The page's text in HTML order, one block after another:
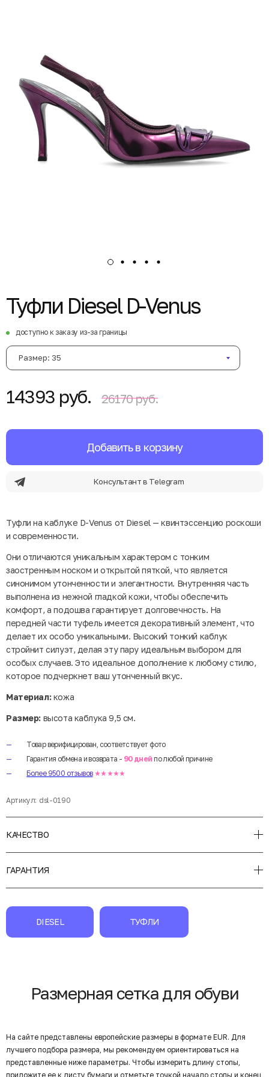
Туфли Diesel D-Venus
доступно к заказу из-за границы
Размер: 35
14393 руб. 26170 руб.
Добавить в корзину
Консультант в Telegram
Туфли на каблуке D-Venus от Diesel — квинтэссенцию роскоши
и современности.
Они отличаются уникальным характером с тонким
заостренным носком и открытой пяткой, что является
синонимом утонченности и элегантности. Внутренняя часть
выполнена из нежной гладкой кожи, чтобы обеспечить
комфорт, а подошва гарантирует долговечность. На
передней части туфель имеется декоративный элемент, что
делает их особо уникальными. Высокий тонкий каблук
стройнит силуэт, делая эту пару идеальным выбором для
особых случаев. Это идеальное дополнение к любому стилю,
которое подчеркнет ваш утонченный вкус.
Материал:кожа
Размер: высота каблука 9,5 см.
Товар верифицирован, соответствует фото
Гарантия обмена и возврата - 90 дней по любой причине
Более 9500 отзывов ★★★★★
Артикул: dsl-0190
КАЧЕСТВО
ГАРАНТИЯ
DIESEL ТУФЛИ
Размерная сетка для обуви
На сайте представлены европейские размеры в формате EUR. Для
лучшего подбора размера, мы рекомендуем ориентироваться на
представленные ниже параметры. Чтобы измерить длину стопы,
приложите ее к листу бумаги и отметьте точкой начало стопы и конец